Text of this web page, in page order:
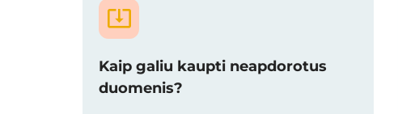
Kaip galiu kaupti neapdorotus
duomenis?